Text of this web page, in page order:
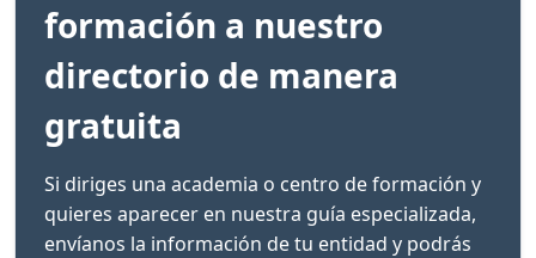
formación a nuestro
directorio de manera
gratuita
Si diriges una academia o centro de formación y
quieres aparecer en nuestra guía especializada,
envíanos la información de tu entidad y podrás